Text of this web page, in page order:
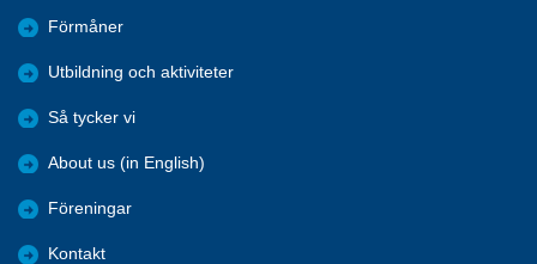
Förmåner
Utbildning och aktiviteter
Så tycker vi
About us (in English)
Föreningar
Kontakt